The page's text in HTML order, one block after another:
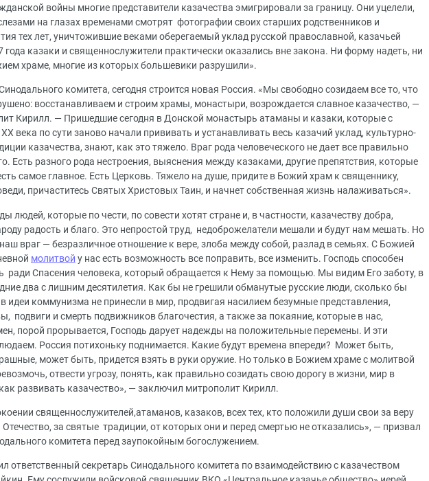
войны многие представители казачества эмигрировали за границу. Они уцелели,
на глазах временами смотрят фотографии своих старших родственников и
тех лет, уничтожившие веками оберегаемый уклад русской православной, казачьей
казаки и священнослужители практически оказались вне закона. Ни форму надеть, ни
храме, многие из которых большевики разрушили».
комитета, сегодня строится новая Россия. «Мы свободно созидаем все то, что
восстанавливаем и строим храмы, монастыри, возрождается славное казачество, —
Кирилл. — Пришедшие сегодня в Донской монастырь атаманы и казаки, которые с
века по сути заново начали прививать и устанавливать весь казачий уклад, культурно-
казачества, знают, как это тяжело. Враг рода человеческого не дает все правильно
Есть разного рода нестроения, выяснения между казаками, другие препятствия, которые
самое главное. Есть Церковь. Тяжело на душе, придите в Божий храм к священнику,
причаститесь Святых Христовых Таин, и начнет собственная жизнь налаживаться».
людей, которые по чести, по совести хотят стране и, в частности, казачеству добра,
радость и благо. Это непростой труд, недоброжелатели мешали и будут нам мешать. Но
враг — безразличное отношение к вере, злоба между собой, разлад в семьях. С Божией
молитвой у нас есть возможность все поправить, все изменить. Господь способен
ради Спасения человека, который обращается к Нему за помощью. Мы видим Его заботу, в
два с лишним десятилетия. Как бы не грешили обманутые русские люди, сколько бы
идеи коммунизма не принесли в мир, продвигая насилием безумные представления,
подвиги и смерть подвижников благочестия, а также за покаяние, которые в нас,
порой прорывается, Господь дарует надежды на положительные перемены. И эти
Россия потихоньку поднимается. Какие будут времена впереди? Может быть,
может быть, придется взять в руки оружие. Но только в Божием храме с молитвой
отвести угрозу, понять, как правильно созидать свою дорогу в жизни, мир в
развивать казачество», — заключил митрополит Кирилл.
священнослужителей,атаманов, казаков, всех тех, кто положили души свои за веру
за святые традиции, от которых они и перед смертью не отказались», — призвал
комитета перед заупокойным богослужением.
ответственный секретарь Синодального комитета по взаимодействию с казачеством